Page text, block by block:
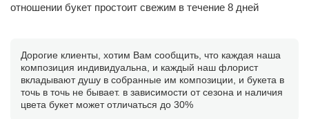
отношении букет простоит свежим в течение 8 дней
Дорогие клиенты, хотим Вам сообщить, что каждая наша
композиция индивидуальна, и каждый наш флорист
вкладывают душу в собранные им композиции, и букета в
точь в точь не бывает. в зависимости от сезона и наличия
цвета букет может отличаться до 30%